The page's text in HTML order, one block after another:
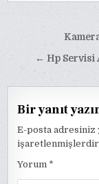
gezinmesi
← Hp Servisi
Bir yanıt
E-posta adresiniz
işaretlenmişlerdir
Yorum *